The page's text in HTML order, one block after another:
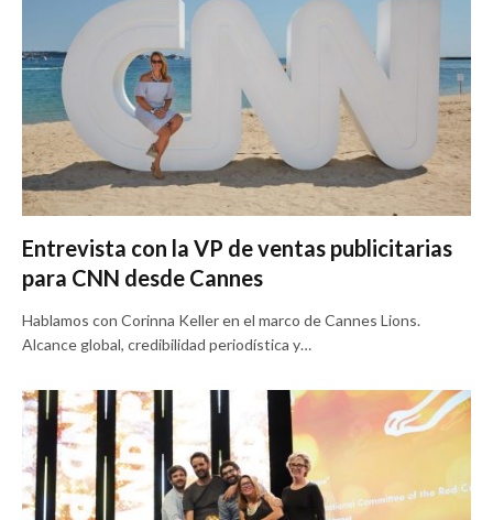
Entrevista con la VP de ventas publicitarias
para CNN desde Cannes
Hablamos con Corinna Keller en el marco de Cannes Lions.
Alcance global, credibilidad periodística y…